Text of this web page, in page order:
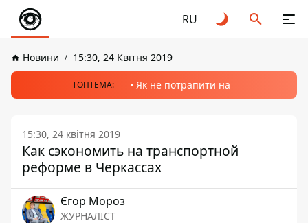
RU
Новини 15:30, 24 Квітня 2019
ТОПТЕМА: Як не потрапити на
15:30, 24 квітня 2019
Как сэкономить на транспортной
реформе в Черкассах
Єгор Мороз
ЖУРНАЛІСТ